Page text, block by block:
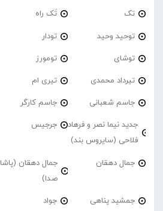
تک تَک راه
توحید وحید تودار
توشای تومورز
تیرداد محمدی تیری ام
جاسم شعبانی جاسم کارگر
جدید نیما نصر و فرهاد
فلاحی (سایروس بند)
جرجیس
جمال دهقان
جمال دهقان (پاشا
صدا)
جمشید پناهی جواد